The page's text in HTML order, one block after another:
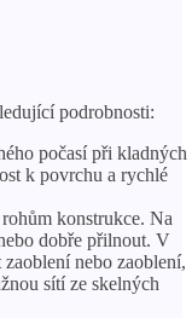
podrobnosti:
počasí při kladných
k povrchu a rychlé
konstrukce. Na
dobře přilnout. V
nebo zaoblení,
sítí ze skelných